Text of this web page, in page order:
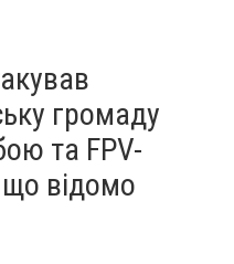
громаду
та FPV-
відомо